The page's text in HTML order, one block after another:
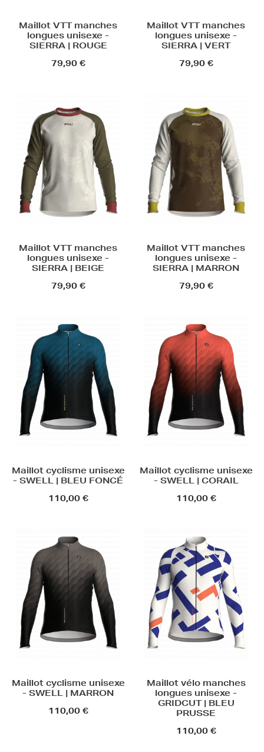
Maillot VTT manches
longues unisexe -
SIERRA | ROUGE
79,90 €
Maillot VTT manches
longues unisexe -
SIERRA | VERT
79,90 €
Maillot VTT manches
longues unisexe -
SIERRA | BEIGE
79,90 €
Maillot VTT manches
longues unisexe -
SIERRA | MARRON
79,90 €
Maillot cyclisme unisexe
- SWELL | BLEU FONCÉ
110,00 €
Maillot cyclisme unisexe
- SWELL | CORAIL
110,00 €
Maillot cyclisme unisexe
- SWELL | MARRON
110,00 €
Maillot vélo manches
longues unisexe -
GRIDCUT | BLEU
PRUSSE
110,00 €